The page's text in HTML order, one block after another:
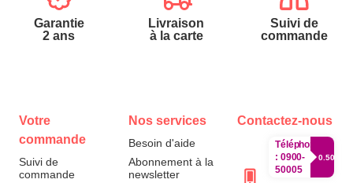
Garantie
2 ans
Livraison
à la carte
Suivi de
commande
Votre
commande
Suivi de
commande
Nos services
Besoin d'aide
Abonnement à la
newsletter
Contactez-nous
Téléphone
: 0900-
50005
0.50€/